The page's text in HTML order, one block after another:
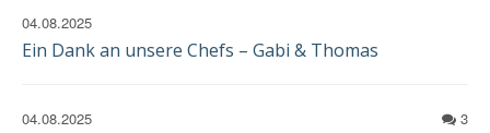
04.08.2025
Ein Dank an unsere Chefs – Gabi & Thomas
3
04.08.2025